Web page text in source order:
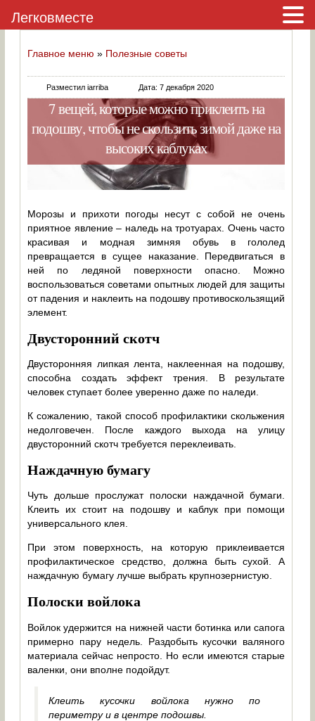
Главное меню » Полезные советы
Разместил iarriba Дата: 7 декабря 2020
7 вещей, которые можно приклеить на
подошву, чтобы не скользить зимой даже на
высоких каблуках
Морозы и прихоти погоды несут с собой не очень
приятное явление – наледь на тротуарах. Очень часто
красивая и модная зимняя обувь в гололед
превращается в сущее наказание. Передвигаться в
ней по ледяной поверхности опасно. Можно
воспользоваться советами опытных людей для защиты
от падения и наклеить на подошву противоскользящий
элемент.
Двусторонний скотч
Двусторонняя липкая лента, наклеенная на подошву,
способна создать эффект трения. В результате
человек ступает более уверенно даже по наледи.
К сожалению, такой способ профилактики скольжения
недолговечен. После каждого выхода на улицу
двусторонний скотч требуется переклеивать.
Наждачную бумагу
Чуть дольше прослужат полоски наждачной бумаги.
Клеить их стоит на подошву и каблук при помощи
универсального клея.
При этом поверхность, на которую приклеивается
профилактическое средство, должна быть сухой. А
наждачную бумагу лучше выбрать крупнозернистую.
Полоски войлока
Войлок удержится на нижней части ботинка или сапога
примерно пару недель. Раздобыть кусочки валяного
материала сейчас непросто. Но если имеются старые
валенки, они вполне подойдут.
Клеить кусочки войлока нужно по
периметру и в центре подошвы.
Легковместе